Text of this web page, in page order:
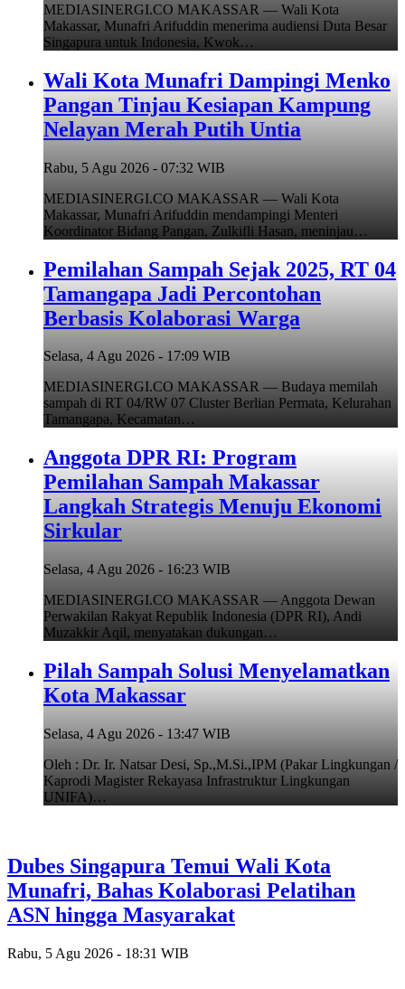
MEDIASINERGI.CO MAKASSAR — Wali Kota
Makassar, Munafri Arifuddin menerima audiensi Duta Besar
Singapura untuk Indonesia, Kwok…
Wali Kota Munafri Dampingi Menko
Pangan Tinjau Kesiapan Kampung
Nelayan Merah Putih Untia
Rabu, 5 Agu 2026 - 07:32 WIB
MEDIASINERGI.CO MAKASSAR — Wali Kota
Makassar, Munafri Arifuddin mendampingi Menteri
Koordinator Bidang Pangan, Zulkifli Hasan, meninjau…
Pemilahan Sampah Sejak 2025, RT 04
Tamangapa Jadi Percontohan
Berbasis Kolaborasi Warga
Selasa, 4 Agu 2026 - 17:09 WIB
MEDIASINERGI.CO MAKASSAR — Budaya memilah
sampah di RT 04/RW 07 Cluster Berlian Permata, Kelurahan
Tamangapa, Kecamatan…
Anggota DPR RI: Program
Pemilahan Sampah Makassar
Langkah Strategis Menuju Ekonomi
Sirkular
Selasa, 4 Agu 2026 - 16:23 WIB
MEDIASINERGI.CO MAKASSAR — Anggota Dewan
Perwakilan Rakyat Republik Indonesia (DPR RI), Andi
Muzakkir Aqil, menyatakan dukungan…
Pilah Sampah Solusi Menyelamatkan
Kota Makassar
Selasa, 4 Agu 2026 - 13:47 WIB
Oleh : Dr. Ir. Natsar Desi, Sp.,M.Si.,IPM (Pakar Lingkungan /
Kaprodi Magister Rekayasa Infrastruktur Lingkungan
UNIFA)…
Dubes Singapura Temui Wali Kota
Munafri, Bahas Kolaborasi Pelatihan
ASN hingga Masyarakat
Rabu, 5 Agu 2026 - 18:31 WIB